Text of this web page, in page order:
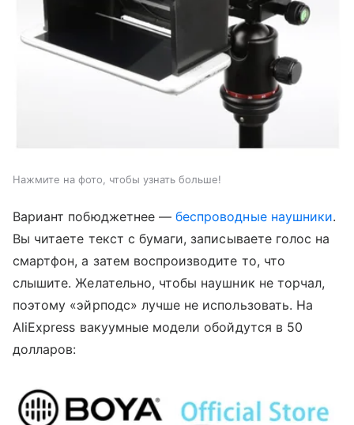
Нажмите на фото, чтобы узнать больше!
Вариант побюджетнее —беспроводные наушники.
Вы читаете текст с бумаги, записываете голос на
смартфон, а затем воспроизводите то, что
слышите. Желательно, чтобы наушник не торчал,
поэтому «эйрподс» лучше не использовать. На
AliExpress вакуумные модели обойдутся в 50
долларов: